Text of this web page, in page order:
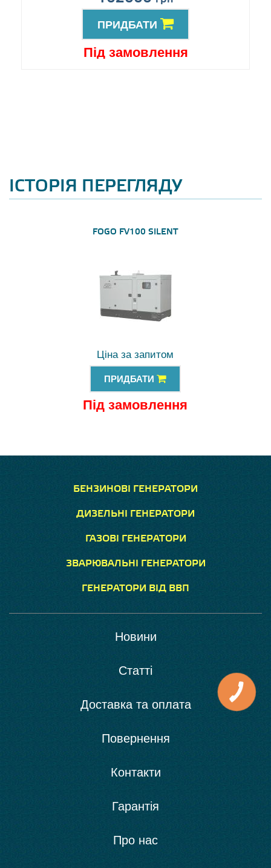
ПРИДБАТИ
Під замовлення
ІСТОРІЯ ПЕРЕГЛЯДУ
FOGO FV100 SILENT
Ціна за запитом
ПРИДБАТИ
Під замовлення
БЕНЗИНОВІ ГЕНЕРАТОРИ
ДИЗЕЛЬНІ ГЕНЕРАТОРИ
ГАЗОВІ ГЕНЕРАТОРИ
ЗВАРЮВАЛЬНІ ГЕНЕРАТОРИ
ГЕНЕРАТОРИ ВІД ВВП
Новини
Статті
Доставка та оплата
Повернення
Контакти
Гарантія
Про нас